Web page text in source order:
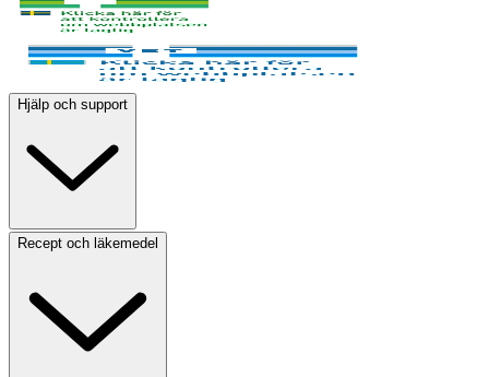
Hjälp och support
Recept och läkemedel